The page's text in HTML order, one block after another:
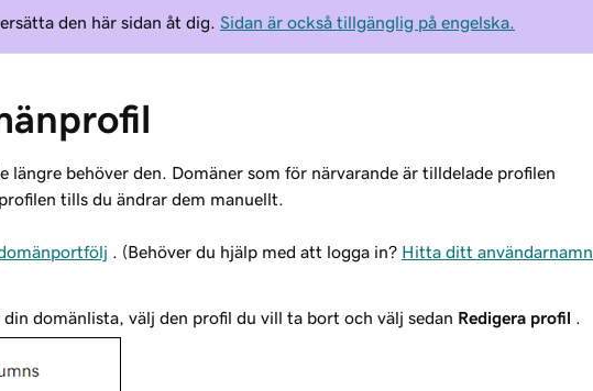
den här sidan åt dig. Sidan är också tillgänglig på engelska.
längre behöver den. Domäner som för närvarande är tilldelade profilen
tills du ändrar dem manuellt.
. (Behöver du hjälp med att logga in? Hitta ditt användarnamn
din domänlista, välj den profil du vill ta bort och välj sedan Redigera profil